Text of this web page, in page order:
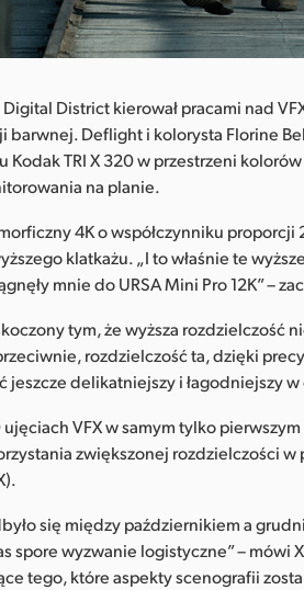
District kierował pracami nad
barwnej. Deflight i kolorysta Florine
Kodak TRI X 320 w przestrzeni
na planie.
4K o współczynniku
klatkażu. „I to właśnie te
mnie do URSA Mini Pro 12K” –
tym, że wyższa rozdzielczość
rozdzielczość ta, dzięki
jeszcze delikatniejszy i łagodniejszy
VFX w samym tylko
zwiększonej rozdzielczości
się między październikiem a
spore wyzwanie logistyczne” – mówi
tego, które aspekty scenografii